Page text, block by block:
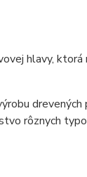
hlavy,
rôznych